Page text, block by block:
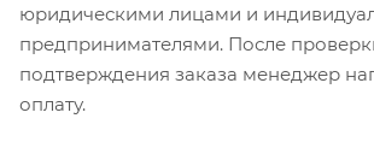
юридическими лицами и
предпринимателями. После
подтверждения заказа менеджер
оплату.